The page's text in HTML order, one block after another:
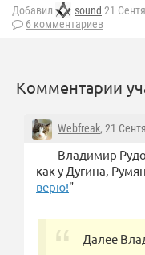
Добавил sound 21
6 комментариев
Комментарии
Webfreak, 21
Владимир
как у Дугина,
верю!"
Далее